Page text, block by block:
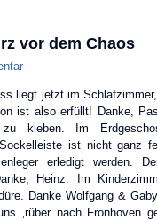
vor dem Chaos
liegt jetzt im
ist also erfüllt! Danke,
zu kleben. Im
ist nicht ganz
erledigt werden.
Heinz. Im
Danke Wolfgang &
‚rüber nach Fronhoven